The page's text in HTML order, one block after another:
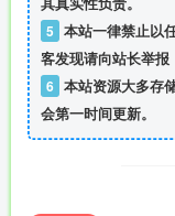
5 本站一律禁止以
客发现请向站长举报
6 本站资源大多存
会第一时间更新。